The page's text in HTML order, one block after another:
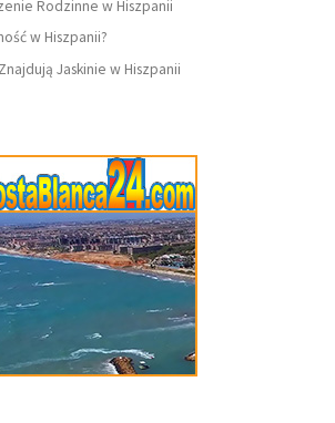
Rodzinne w Hiszpanii
w Hiszpanii?
Jaskinie w Hiszpanii